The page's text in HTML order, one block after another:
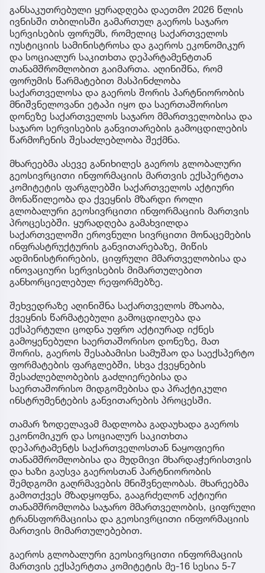
განსაკუთრებული ყურადღება დაეთმო 2026 წლის
ივნისში თბილისში გამართულ გაეროს საჯარო
სერვისების ფორუმს, რომელიც საქართველოს
იუსტიციის სამინისტროსა და გაეროს ეკონომიკურ
და სოციალურ საკითხთა დეპარტამენტთან
თანამშრომლობით გაიმართა. აღინიშნა, რომ
ფორუმის წარმატებით მასპინძლობა
საქართველოსა და გაეროს შორის პარტნიორობის
მნიშვნელოვანი ეტაპი იყო და საერთაშორისო
დონეზე საქართველოს საჯარო მმართველობისა და
საჯარო სერვისების განვითარების გამოცდილების
წარმოჩენის შესაძლებლობა შექმნა.
მხარეებმა ასევე განიხილეს გაეროს გლობალური
გეოსივრცითი ინფორმაციის მართვის ექსპერტთა
კომიტეტის ფარგლებში საქართველოს აქტიური
მონაწილეობა და ქვეყნის მზარდი როლი
გლობალური გეოსივრცითი ინფორმაციის მართვის
პროცესებში. ყურადღება გამახვილდა
საქართველოში ეროვნული სივრცითი მონაცემების
ინფრასტრუქტურის განვითარებაზე, მიწის
ადმინისტრირების, ციფრული მმართველობისა და
ინოვაციური სერვისების მიმართულებით
განხორციელებულ რეფორმებზე.
შეხვედრაზე აღინიშნა საქართველოს მზაობა,
ქვეყნის წარმატებული გამოცდილება და
ექსპერტული ცოდნა უფრო აქტიურად იქნეს
გამოყენებული საერთაშორისო დონეზე, მათ
შორის, გაეროს შესაბამისი სამუშაო და საექსპერტო
ფორმატების ფარგლებში, სხვა ქვეყნების
შესაძლებლობების გაძლიერებისა და
საერთაშორისო მიდგომებისა და პრაქტიკული
ინსტრუმენტების განვითარების პროცესში.
თამარ ზოდელავამ მადლობა გადაუხადა გაეროს
ეკონომიკურ და სოციალურ საკითხთა
დეპარტამენტს საქართველოსთან ნაყოფიერი
თანამშრომლობისა და მუდმივი მხარდაჭერისთვის
და ხაზი გაუსვა გაეროსთან პარტნიორობის
შემდგომი გაღრმავების მნიშვნელობას. მხარეებმა
გამოთქვეს მზადყოფნა, გააგრძელონ აქტიური
თანამშრომლობა საჯარო მმართველობის, ციფრული
ტრანსფორმაციისა და გეოსივრცითი ინფორმაციის
მართვის მიმართულებებით.
გაეროს გლობალური გეოსივრცითი ინფორმაციის
მართვის ექსპერტთა კომიტეტის მე-16 სესია 5-7